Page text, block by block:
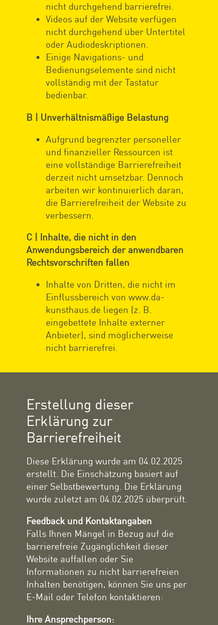
nicht durchgehend barrierefrei.
Videos auf der Website verfügen
nicht durchgehend über Untertitel
oder Audiodeskriptionen.
Einige Navigations- und
Bedienungselemente sind nicht
vollständig mit der Tastatur
bedienbar.
B | Unverhältnismäßige Belastung
Aufgrund begrenzter personeller
und finanzieller Ressourcen ist
eine vollständige Barrierefreiheit
derzeit nicht umsetzbar. Dennoch
arbeiten wir kontinuierlich daran,
die Barrierefreiheit der Website zu
verbessern.
C | Inhalte, die nicht in den
Anwendungsbereich der anwendbaren
Rechtsvorschriften fallen
Inhalte von Dritten, die nicht im
Einflussbereich von www.da-
kunsthaus.de liegen (z. B.
eingebettete Inhalte externer
Anbieter), sind möglicherweise
nicht barrierefrei.
Erstellung dieser
Erklärung zur
Barrierefreiheit
Diese Erklärung wurde am 04.02.2025
erstellt. Die Einschätzung basiert auf
einer Selbstbewertung. Die Erklärung
wurde zuletzt am 04.02.2025 überprüft.
Feedback und Kontaktangaben
Falls Ihnen Mängel in Bezug auf die
barrierefreie Zugänglichkeit dieser
Website auffallen oder Sie
Informationen zu nicht barrierefreien
Inhalten benötigen, können Sie uns per
E-Mail oder Telefon kontaktieren:
Ihre Ansprechperson: